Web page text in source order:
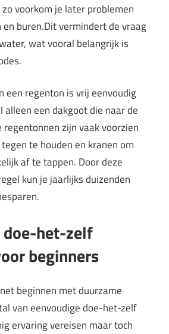
voorkom je later problemen
buren.Dit vermindert de vraag
wat vooral belangrijk is
een regenton is vrij eenvoudig
een dakgoot die naar de
zijn vaak voorzien
te houden en kranen om
af te tappen. Door deze
kun je jaarlijks duizenden
het-zelf
beginners
beginnen met duurzame
van eenvoudige doe-het-zelf
ervaring vereisen maar toch